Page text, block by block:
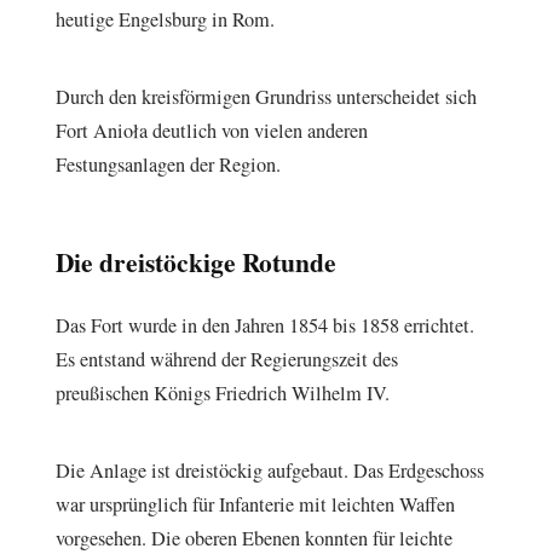
heutige Engelsburg in Rom.
Durch den kreisförmigen Grundriss unterscheidet sich
Fort Anioła deutlich von vielen anderen
Festungsanlagen der Region.
Die dreistöckige Rotunde
Das Fort wurde in den Jahren 1854 bis 1858 errichtet.
Es entstand während der Regierungszeit des
preußischen Königs Friedrich Wilhelm IV.
Die Anlage ist dreistöckig aufgebaut. Das Erdgeschoss
war ursprünglich für Infanterie mit leichten Waffen
vorgesehen. Die oberen Ebenen konnten für leichte